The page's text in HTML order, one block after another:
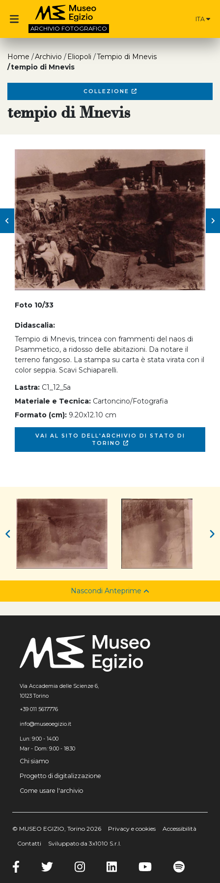
ARCHIVIO FOTOGRAFICO
ITA
Home Archivio Eliopoli
Tempio di Mnevis
tempio di Mnevis
COLLEZIONE
tempio di Mnevis
Foto 10/33
Didascalia:
Tempio di Mnevis, trincea con frammenti del naos di
Psammetico, a ridosso delle abitazioni. Da notare il
terreno fangoso. La stampa su carta è stata virata con il
color seppia. Scavi Schiaparelli.
Lastra: C1_12_5a
Materiale e Tecnica: Cartoncino/Fotografia
Formato (cm): 9.20x12.10 cm
VAI AL SITO DELL'ARCHIVIO DI STATO DI
TORINO
Nascondi Anteprime
Via Accademia delle Scienze 6,
10123 Torino
+39 011 5617776
info@museoegizio.it
Lun: 9:00 - 14:00
Mar - Dom: 9.00 - 18.30
Chi siamo
Progetto di digitalizzazione
Come usare l'archivio
© MUSEO EGIZIO, Torino 2026 Privacy e cookies
Accessibilità
Contatti
Sviluppato da 3x1010 S.r.l.